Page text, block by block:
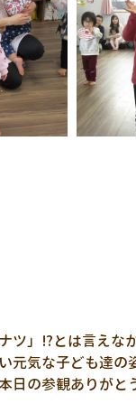
ツ」⁉とは言えな
元気な子ども達
日の参観ありがと